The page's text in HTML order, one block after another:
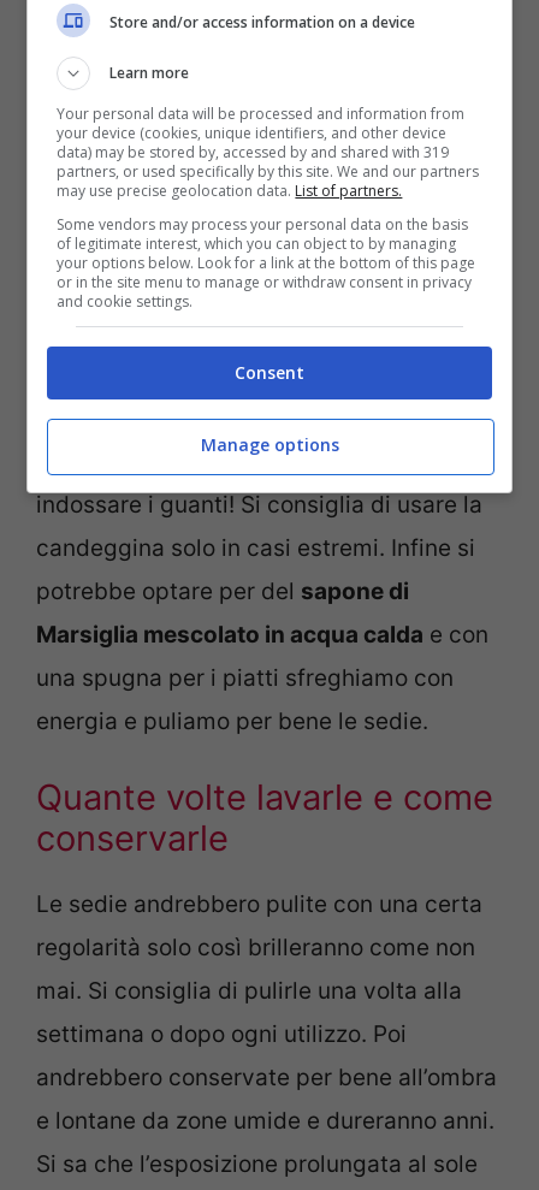
lasciare agire per 15 minuti e poi
risciacquiamo.
Se le macchie sono persistenti si può
usare lacombo candeggina, acqua e
bicarbonato di sodio, mescoliamo in una
bacinella contenente acqua. Acqua e
candeggina delicata nelle stesse quantità
e poco bicarbonato di sodio. Mescolare e
poi trattiamo la zona con una spugnetta
abrasiva, pulire più volte, ricorda di
indossare i guanti! Si consiglia di usare la
candeggina solo in casi estremi. Infine si
potrebbe optare per del sapone di
Marsiglia mescolato in acqua calda e con
una spugna per i piatti sfreghiamo con
energia e puliamo per bene le sedie.
Quante volte lavarle e come
conservarle
Le sedie andrebbero pulite con una certa
regolarità solo così brilleranno come non
mai. Si consiglia di pulirle una volta alla
settimana o dopo ogni utilizzo. Poi
andrebbero conservate per bene all’ombra
e lontane da zone umide e dureranno anni.
Si sa che l’esposizione prolungata al sole
Store and/or access information on a device
Learn more
Your personal data will be processed and information from
your device (cookies, unique identifiers, and other device
data) may be stored by, accessed by and shared with 319
partners, or used specifically by this site. We and our partners
may use precise geolocation data. List of partners.
Some vendors may process your personal data on the basis
of legitimate interest, which you can object to by managing
your options below. Look for a link at the bottom of this page
or in the site menu to manage or withdraw consent in privacy
and cookie settings.
Consent
Manage options